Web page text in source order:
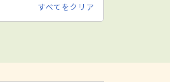
すべてをクリア